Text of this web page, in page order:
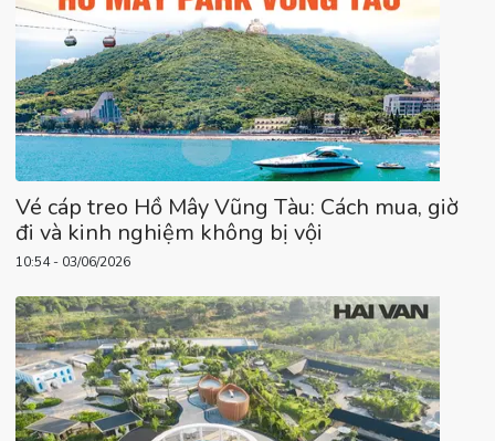
Vé cáp treo Hồ Mây Vũng Tàu: Cách mua, giờ
đi và kinh nghiệm không bị vội
10:54 - 03/06/2026